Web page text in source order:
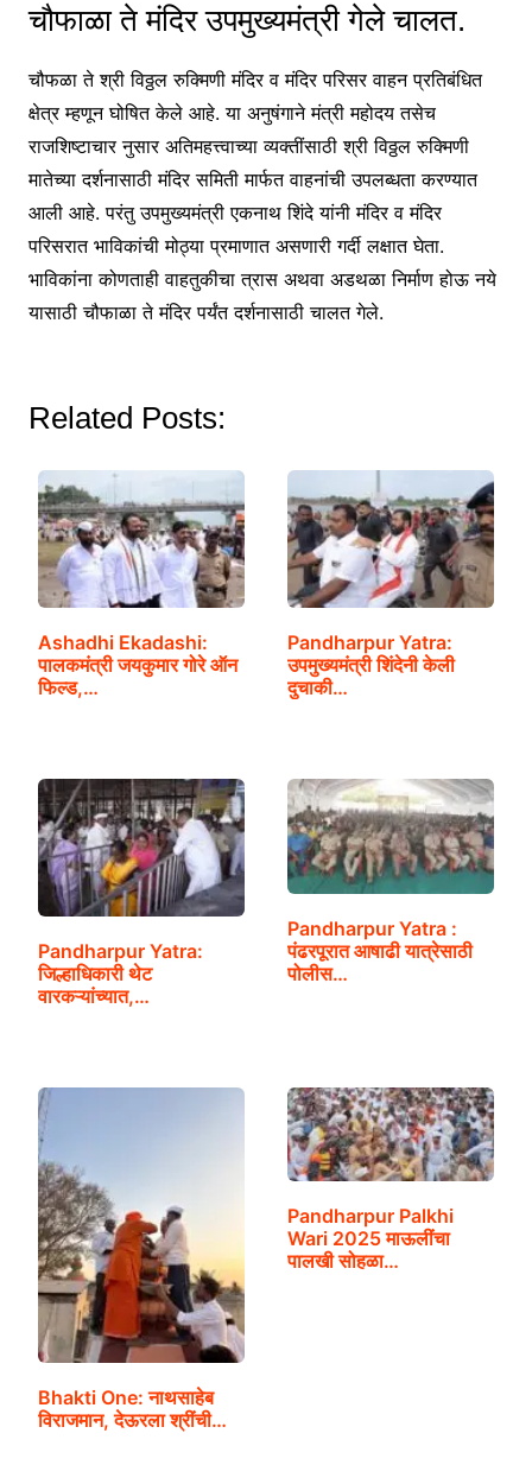
चौफाळा ते मंदिर उपमुख्यमंत्री गेले चालत.
चौफळा ते श्री विठ्ठल रुक्मिणी मंदिर व मंदिर परिसर वाहन प्रतिबंधित
क्षेत्र म्हणून घोषित केले आहे. या अनुषंगाने मंत्री महोदय तसेच
राजशिष्टाचार नुसार अतिमहत्त्वाच्या व्यक्तींसाठी श्री विठ्ठल रुक्मिणी
मातेच्या दर्शनासाठी मंदिर समिती मार्फत वाहनांची उपलब्धता करण्यात
आली आहे. परंतु उपमुख्यमंत्री एकनाथ शिंदे यांनी मंदिर व मंदिर
परिसरात भाविकांची मोठ्या प्रमाणात असणारी गर्दी लक्षात घेता.
भाविकांना कोणताही वाहतुकीचा त्रास अथवा अडथळा निर्माण होऊ नये
यासाठी चौफाळा ते मंदिर पर्यंत दर्शनासाठी चालत गेले.
Related Posts:
Ashadhi Ekadashi:
पालकमंत्री जयकुमार गोरे ऑन
फिल्ड,…
Pandharpur Yatra:
उपमुख्यमंत्री शिंदेनी केली
दुचाकी…
Pandharpur Yatra:
जिल्हाधिकारी थेट
वारकऱ्यांच्यात,…
Pandharpur Yatra :
पंढरपूरात आषाढी यात्रेसाठी
पोलीस…
Bhakti One: नाथसाहेब
विराजमान, देऊरला श्रींची…
Pandharpur Palkhi
Wari 2025 माऊलींचा
पालखी सोहळा…